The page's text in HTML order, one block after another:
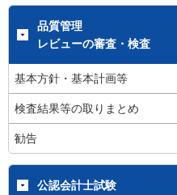
品質管理
レビューの審査・検査
基本方針・基本計画等
検査結果等の取りまとめ
勧告
公認会計士試験